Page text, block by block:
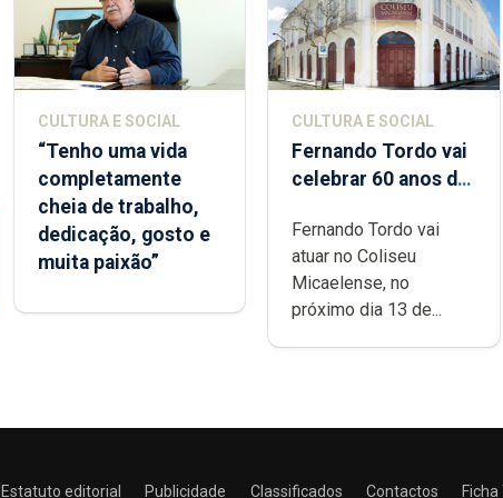
CULTURA E SOCIAL
“Tenho uma vida
completamente
cheia de trabalho,
dedicação, gosto e
muita paixão”
CULTURA E SOCIAL
Fernando Tordo vai
celebrar 60 anos de
Micaelense
Fernando Tordo vai
atuar no Coliseu
Micaelense, no
próximo dia 13 de...
Estatuto editorial Publicidade Classificados Contactos Ficha